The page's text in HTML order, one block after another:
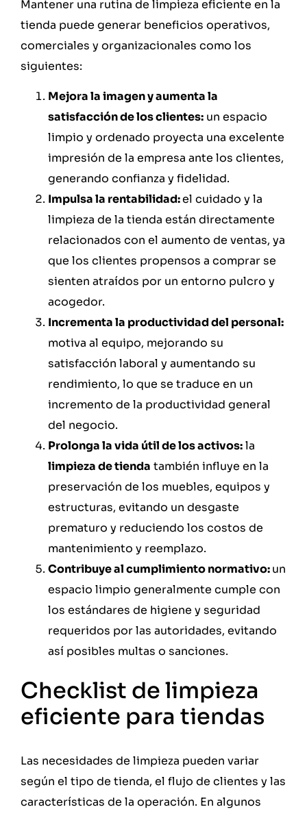
Mantener una rutina de limpieza eficiente en la
tienda puede generar beneficios operativos,
comerciales y organizacionales como los
siguientes:
Mejora la imagen y aumenta la
satisfacción de los clientes: un espacio
limpio y ordenado proyecta una excelente
impresión de la empresa ante los clientes,
generando confianza y fidelidad.
Impulsa la rentabilidad:el cuidado y la
limpieza de la tienda están directamente
relacionados con el aumento de ventas, ya
que los clientes propensos a comprar se
sienten atraídos por un entorno pulcro y
acogedor.
Incrementa la productividad del personal:
motiva al equipo, mejorando su
satisfacción laboral y aumentando su
rendimiento, lo que se traduce en un
incremento de la productividad general
del negocio.
Prolonga la vida útil de los activos:la
limpieza de tienda también influye en la
preservación de los muebles, equipos y
estructuras, evitando un desgaste
prematuro y reduciendo los costos de
mantenimiento y reemplazo.
Contribuye al cumplimiento normativo:un
espacio limpio generalmente cumple con
los estándares de higiene y seguridad
requeridos por las autoridades, evitando
así posibles multas o sanciones.
Checklist de limpieza
eficiente para tiendas
Las necesidades de limpieza pueden variar
según el tipo de tienda, el flujo de clientes y las
características de la operación. En algunos